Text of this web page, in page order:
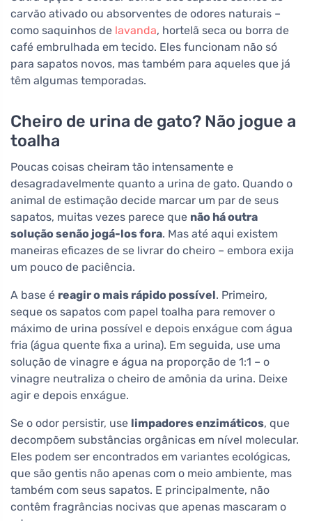
carvão ativado ou absorventes de odores naturais –
como saquinhos de lavanda, hortelã seca ou borra de
café embrulhada em tecido. Eles funcionam não só
para sapatos novos, mas também para aqueles que já
têm algumas temporadas.
Cheiro de urina de gato? Não jogue a
toalha
Poucas coisas cheiram tão intensamente e
desagradavelmente quanto a urina de gato. Quando o
animal de estimação decide marcar um par de seus
sapatos, muitas vezes parece que não há outra
solução senão jogá-los fora. Mas até aqui existem
maneiras eficazes de se livrar do cheiro – embora exija
um pouco de paciência.
A base é reagir o mais rápido possível. Primeiro,
seque os sapatos com papel toalha para remover o
máximo de urina possível e depois enxágue com água
fria (água quente fixa a urina). Em seguida, use uma
solução de vinagre e água na proporção de 1:1 – o
vinagre neutraliza o cheiro de amônia da urina. Deixe
agir e depois enxágue.
Se o odor persistir, use limpadores enzimáticos, que
decompõem substâncias orgânicas em nível molecular.
Eles podem ser encontrados em variantes ecológicas,
que são gentis não apenas com o meio ambiente, mas
também com seus sapatos. E principalmente, não
contêm fragrâncias nocivas que apenas mascaram o